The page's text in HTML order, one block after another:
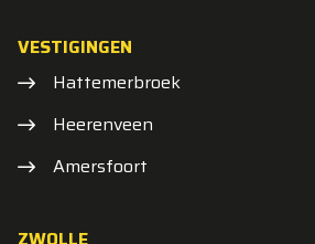
VESTIGINGEN
Hattemerbroek
Heerenveen
Amersfoort